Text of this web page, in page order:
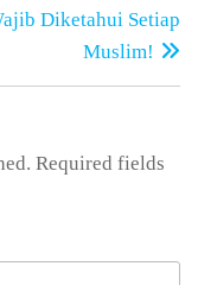
Diketahui Setiap
Muslim!
Required fields